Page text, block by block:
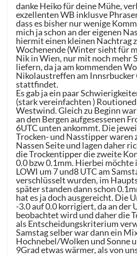
danke Heiko für deine Mühe,
exzellenten WB inklusve
dass es bisher nur wenige
mich ja schon an der eigenen
hiermit einen kleinen Nachtrag
Wochenende (Winter sieht für
Nik in Wien, nur mit noch mehr
liefern, da ja am kommenden
Nikolaustreffen am Innsrbucker
stattfindet.
Es gab ja ein paar
(stark vereinfachten )
Westwind. Gleich zu Beginn
an den Bergen aufgesessenen
6UTC unten ankommt. Die
Trocken- und Nasstipper waren
Nassen Seite und lagen daher
die Trockentipper die zweite
0.0 bzw 0.1mm. Hierbei möchte
LOWI um 7 und8 UTC am
verschlüsselt wurden, im
später standen dann schon
hat es ja doch ausgereicht. Die
-3.0 auf 0.0 korrigiert, da an der
beobachtet wird und daher die
als Entscheidungskriterium
Samstag selber war dann ein
Hochnebel/Wolken und Sonne
9Grad etwas wärmer, als von